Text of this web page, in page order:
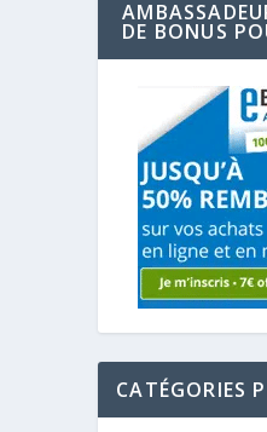
DE BONUS
CATÉGORIES